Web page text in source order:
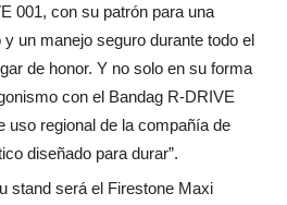
001, con su patrón para una
un manejo seguro durante todo el
de honor. Y no solo en su forma
con el Bandag R-DRIVE
uso regional de la compañía de
diseñado para durar”.
stand será el Firestone Maxi